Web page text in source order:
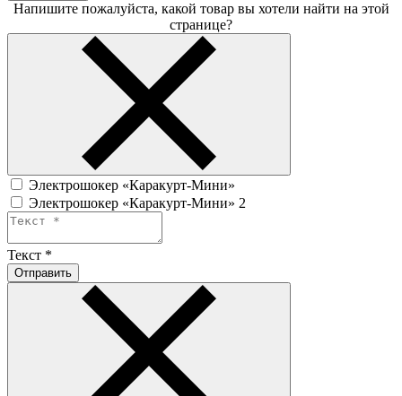
Напишите пожалуйста, какой товар вы хотели найти на этой
странице?
Электрошокер «Каракурт-Мини»
Электрошокер «Каракурт-Мини» 2
Текст *
Отправить